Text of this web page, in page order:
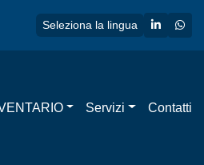
Seleziona la lingua linkedin
Servizi Contatti